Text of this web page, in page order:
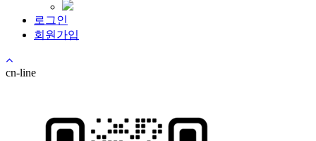
로그인
회원가입
cn-line